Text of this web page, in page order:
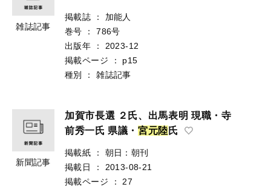
雑誌記事
掲載誌 ：
加能人
巻号
：
786号
出版年
：
2023-12
掲載ページ
：
p15
種別
： 雑誌記事
新聞記事
加賀市長選 ２氏、出馬表明 現職・寺
前秀一氏 県議・宮元陸 氏
掲載紙 ：
朝日：朝刊
掲載日
：
2013-08-21
掲載ページ
：
27